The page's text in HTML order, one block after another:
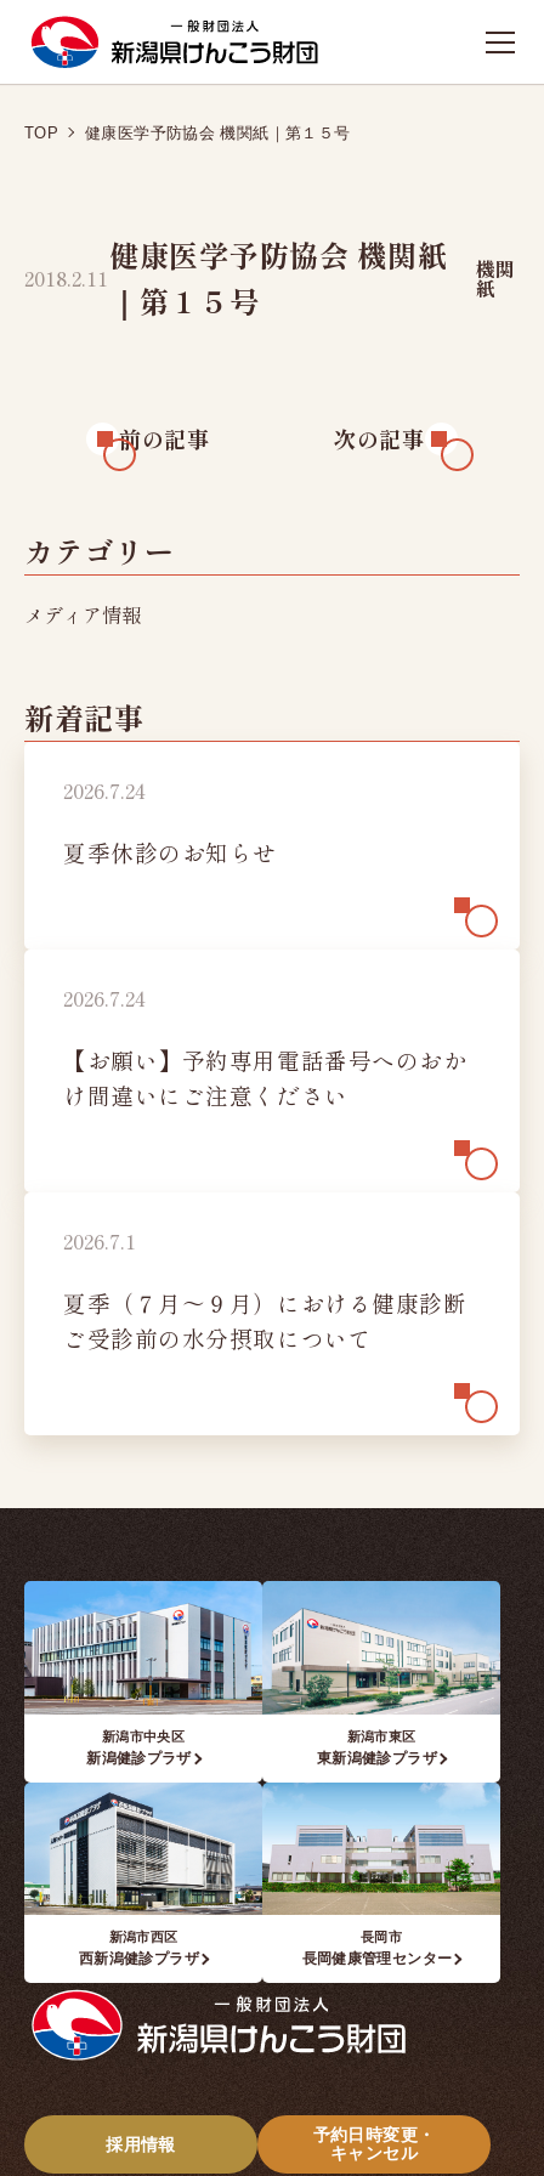
TOPへ戻る
新潟健診プラザ
東新潟健診プラザ
人間ドック
レディースドック
脳（MRI）ドック
人間ドックオプション検査
健康診断
協会けんぽ生活習慣病予防健診
健康診断オプション検査
女性のお客様へ
充実の設備・検査
ご予約から検査まで
料金のご案内
法人ご担当者様へ
新潟県けんこう財団
財団概要、財団沿革、
機関紙
グループ施設紹介
健康診断機関登録票
よくあるご質問・お問い合わせ
受診者様の権利
プライバシーポリシー
採用情報
Web予約はこちら
予約日時変更・
キャンセル
Web問診
お知らせ
TOP 健康医学予防協会 機関紙｜第１５号
2018.2.11
健康医学予防協会 機関紙
｜第１５号
機関
紙
前の記事 次の記事
カテゴリー
メディア情報
新着記事
2026.7.24
夏季休診のお知らせ
2026.7.24
【お願い】予約専用電話番号へのおか
け間違いにご注意ください
2026.7.1
夏季（７月～９月）における健康診断
ご受診前の水分摂取について
新潟市中央区
新潟健診プラザ
新潟市東区
東新潟健診プラザ
新潟市西区
西新潟健診プラザ
長岡市
長岡健康管理センター
採用情報
予約日時変更・
キャンセル